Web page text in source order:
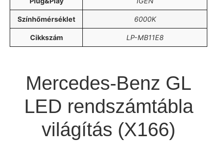
Színhőmérséklet 6000K
Cikkszám LP-MB11E8
Mercedes-Benz GL
LED rendszámtábla
világítás (X166)
A terméket hozzá adtad a
kívánság listához